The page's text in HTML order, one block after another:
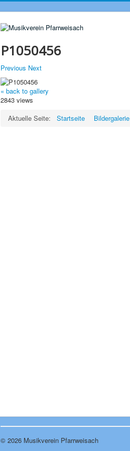
P1050456
Previous Next
« back to gallery
2843 views
Aktuelle Seite:
Startseite Bildergalerie
© 2026 Musikverein Pfarrweisach